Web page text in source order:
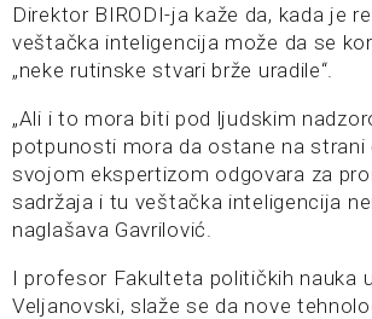
Direktor BIRODI-ja kaže da, kada je
veštačka inteligencija može da se
„neke rutinske stvari brže uradile“.
„Ali i to mora biti pod ljudskim
potpunosti mora da ostane na strani
svojom ekspertizom odgovara za
sadržaja i tu veštačka inteligencija
naglašava Gavrilović.
I profesor Fakulteta političkih nauka
Veljanovski, slaže se da nove